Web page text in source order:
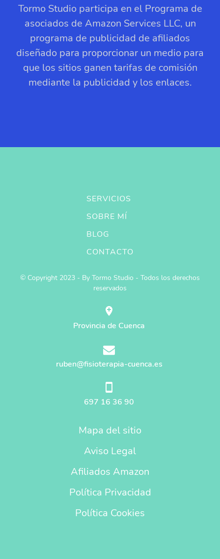
Tormo Studio participa en el Programa de
asociados de Amazon Services LLC, un
programa de publicidad de afiliados
diseñado para proporcionar un medio para
que los sitios ganen tarifas de comisión
mediante la publicidad y los enlaces.
SERVICIOS
SOBRE MÍ
BLOG
CONTACTO
© Copyright 2023 - By Tormo Studio - Todos los derechos
reservados
Provincia de Cuenca
ruben@fisioterapia-cuenca.es
697 16 36 90
Mapa del sitio
Aviso Legal
Afiliados Amazon
Política Privacidad
Política Cookies